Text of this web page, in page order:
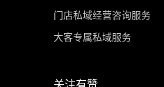
门店私域经营咨询服务
大客专属私域服务